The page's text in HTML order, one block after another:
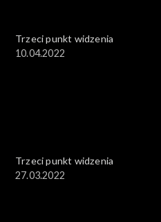
Trzeci punkt widzenia
10.04.2022
Trzeci punkt widzenia
27.03.2022